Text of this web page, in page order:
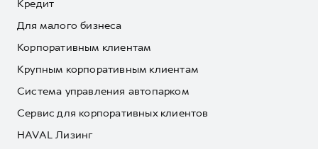
Кредит
Для малого бизнеса
Корпоративным клиентам
Крупным корпоративным клиентам
Система управления автопарком
Сервис для корпоративных клиентов
HAVAL Лизинг